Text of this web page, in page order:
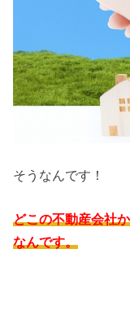
そうなんです！
どこの不動産会社
なんです。